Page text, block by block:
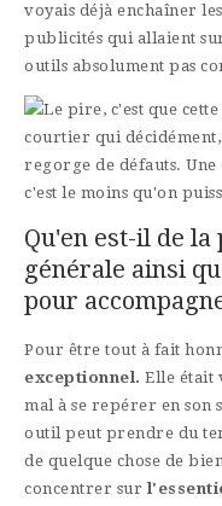
voyais déjà enchaîner
publicités qui allaient
outils absolument pas
Le pire, c'est que
courtier qui
regorge de défauts.
c'est le moins qu'on
Qu'en est-il de
générale ainsi
pour
Pour être tout à fait
exceptionnel. Elle était
mal à se repérer en son
outil peut prendre du
de quelque chose de
concentrer sur